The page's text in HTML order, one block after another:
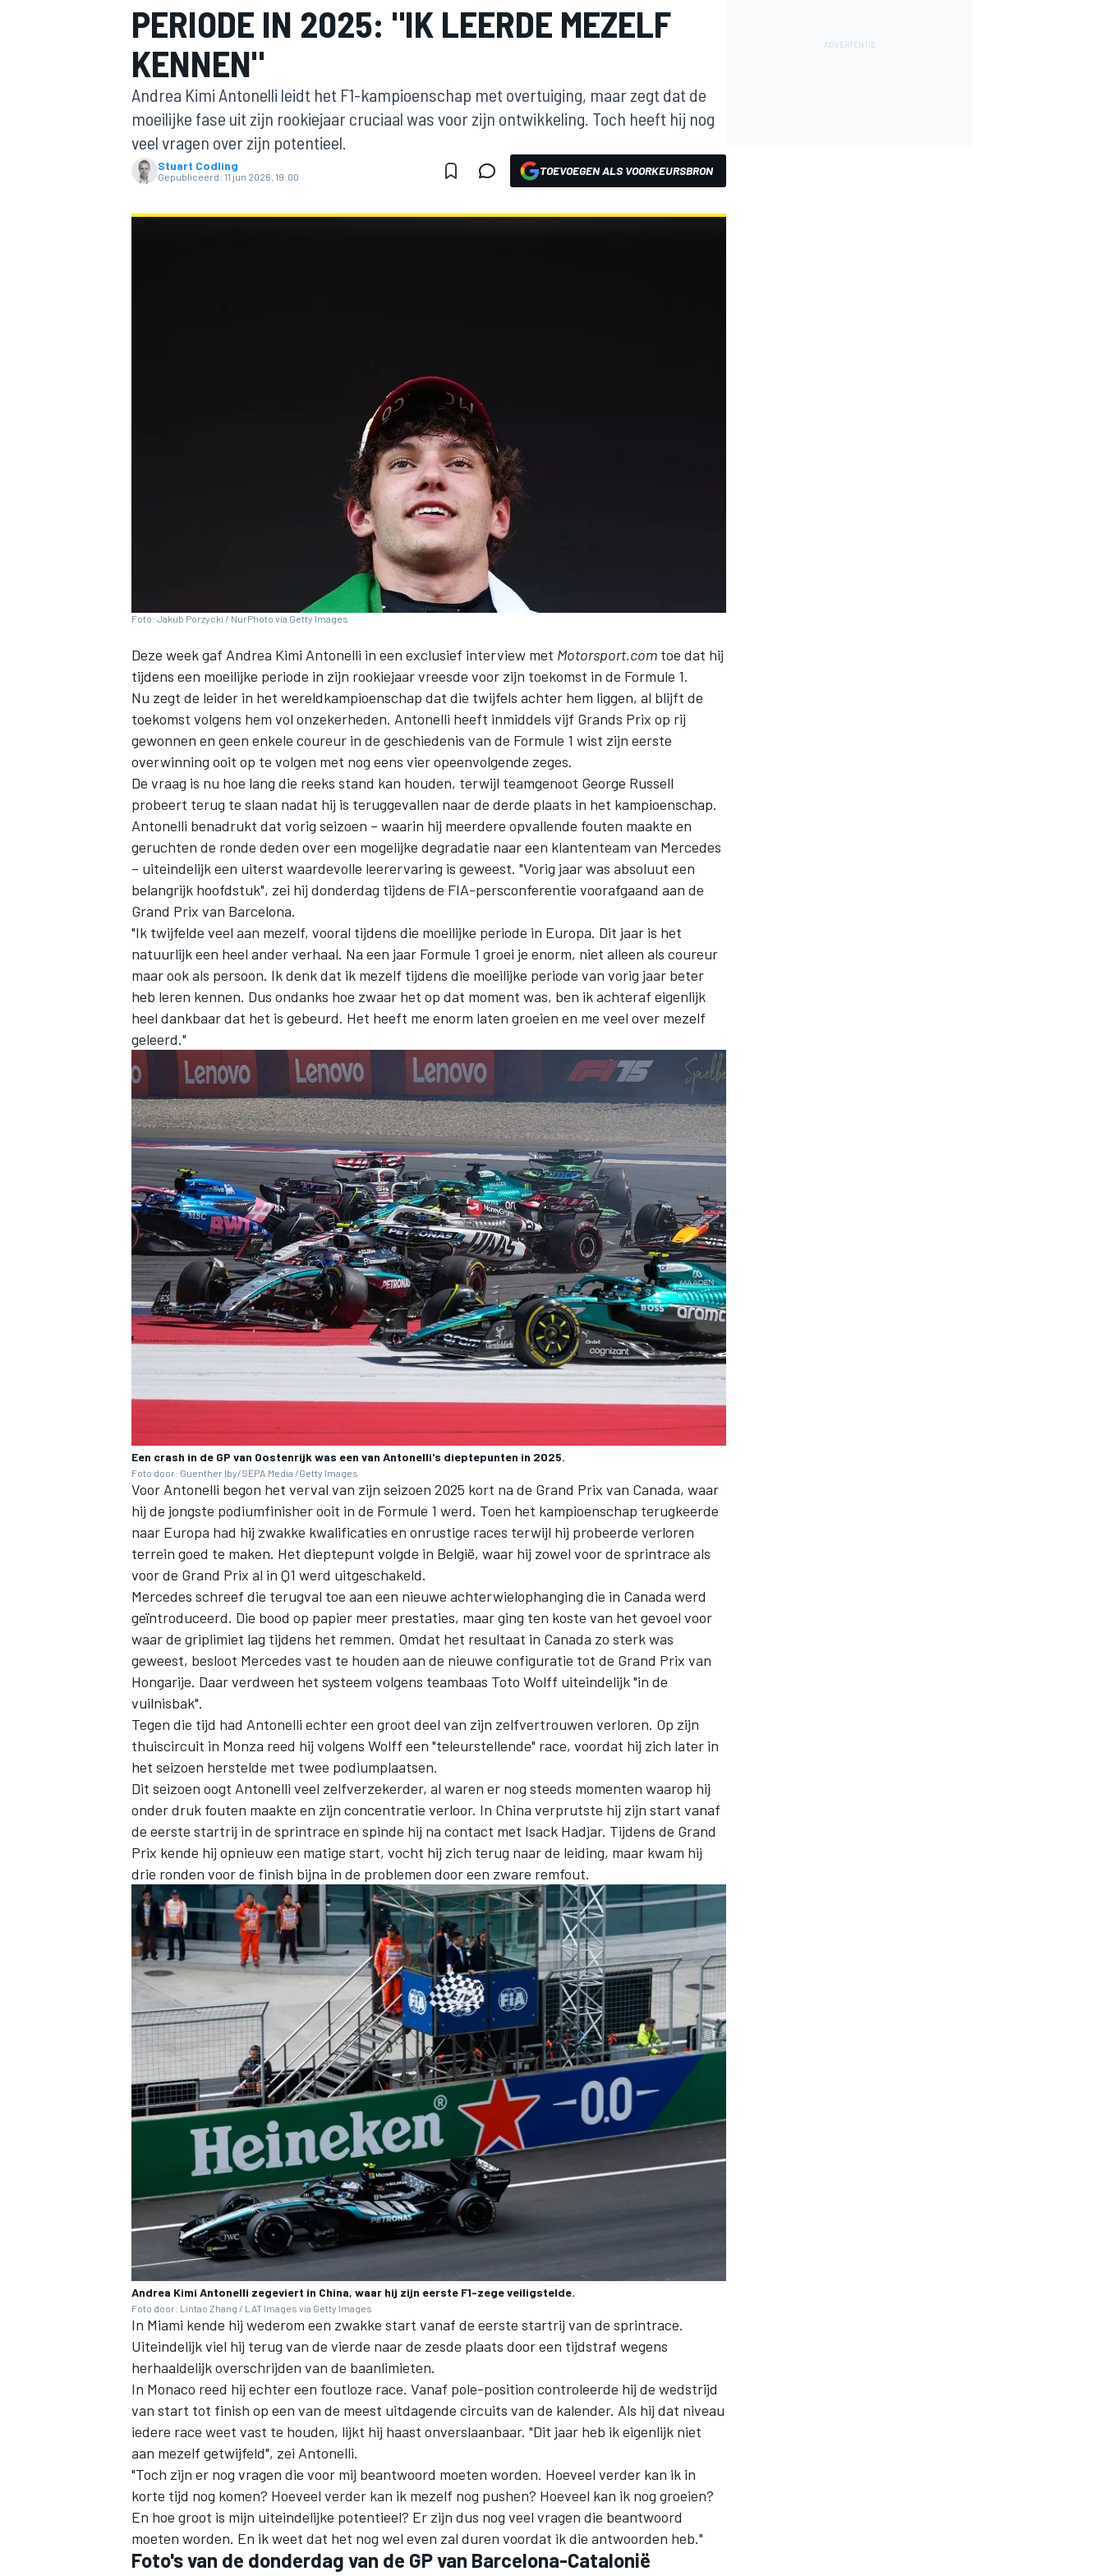
MOTOGP
WEC DTM
MEER RACEKLASSEN
PERIODE IN 2025: "IK LEERDE MEZELF
KENNEN"
Andrea Kimi Antonelli leidt het F1-kampioenschap met overtuiging, maar zegt dat de
moeilijke fase uit zijn rookiejaar cruciaal was voor zijn ontwikkeling. Toch heeft hij nog
veel vragen over zijn potentieel.
Stuart Codling
Gepubliceerd: 11 jun 2026, 19:00 TOEVOEGEN ALS VOORKEURSBRON
Foto: Jakub Porzycki / NurPhoto via Getty Images
Deze week gaf Andrea Kimi Antonelli in een exclusief interview met Motorsport.com toe dat hij
tijdens een moeilijke periode in zijn rookiejaar vreesde voor zijn toekomst in de Formule 1.
Nu zegt de leider in het wereldkampioenschap dat die twijfels achter hem liggen, al blijft de
toekomst volgens hem vol onzekerheden. Antonelli heeft inmiddels vijf Grands Prix op rij
gewonnen en geen enkele coureur in de geschiedenis van de Formule 1 wist zijn eerste
overwinning ooit op te volgen met nog eens vier opeenvolgende zeges.
De vraag is nu hoe lang die reeks stand kan houden, terwijl teamgenoot George Russell
probeert terug te slaan nadat hij is teruggevallen naar de derde plaats in het kampioenschap.
Antonelli benadrukt dat vorig seizoen – waarin hij meerdere opvallende fouten maakte en
geruchten de ronde deden over een mogelijke degradatie naar een klantenteam van Mercedes
– uiteindelijk een uiterst waardevolle leerervaring is geweest. "Vorig jaar was absoluut een
belangrijk hoofdstuk", zei hij donderdag tijdens de FIA-persconferentie voorafgaand aan de
Grand Prix van Barcelona.
"Ik twijfelde veel aan mezelf, vooral tijdens die moeilijke periode in Europa. Dit jaar is het
natuurlijk een heel ander verhaal. Na een jaar Formule 1 groei je enorm, niet alleen als coureur
maar ook als persoon. Ik denk dat ik mezelf tijdens die moeilijke periode van vorig jaar beter
heb leren kennen. Dus ondanks hoe zwaar het op dat moment was, ben ik achteraf eigenlijk
heel dankbaar dat het is gebeurd. Het heeft me enorm laten groeien en me veel over mezelf
geleerd."
Een crash in de GP van Oostenrijk was een van Antonelli's dieptepunten in 2025.
Foto door: Guenther Iby/SEPA.Media /Getty Images
Voor Antonelli begon het verval van zijn seizoen 2025 kort na de Grand Prix van Canada, waar
hij de jongste podiumfinisher ooit in de Formule 1 werd. Toen het kampioenschap terugkeerde
naar Europa had hij zwakke kwalificaties en onrustige races terwijl hij probeerde verloren
terrein goed te maken. Het dieptepunt volgde in België, waar hij zowel voor de sprintrace als
voor de Grand Prix al in Q1 werd uitgeschakeld.
Mercedes schreef die terugval toe aan een nieuwe achterwielophanging die in Canada werd
geïntroduceerd. Die bood op papier meer prestaties, maar ging ten koste van het gevoel voor
waar de griplimiet lag tijdens het remmen. Omdat het resultaat in Canada zo sterk was
geweest, besloot Mercedes vast te houden aan de nieuwe configuratie tot de Grand Prix van
Hongarije. Daar verdween het systeem volgens teambaas Toto Wolff uiteindelijk "in de
vuilnisbak".
Tegen die tijd had Antonelli echter een groot deel van zijn zelfvertrouwen verloren. Op zijn
thuiscircuit in Monza reed hij volgens Wolff een "teleurstellende" race, voordat hij zich later in
het seizoen herstelde met twee podiumplaatsen.
Dit seizoen oogt Antonelli veel zelfverzekerder, al waren er nog steeds momenten waarop hij
onder druk fouten maakte en zijn concentratie verloor. In China verprutste hij zijn start vanaf
de eerste startrij in de sprintrace en spinde hij na contact met Isack Hadjar. Tijdens de Grand
Prix kende hij opnieuw een matige start, vocht hij zich terug naar de leiding, maar kwam hij
drie ronden voor de finish bijna in de problemen door een zware remfout.
Andrea Kimi Antonelli zegeviert in China, waar hij zijn eerste F1-zege veiligstelde.
Foto door: Lintao Zhang / LAT Images via Getty Images
In Miami kende hij wederom een zwakke start vanaf de eerste startrij van de sprintrace.
Uiteindelijk viel hij terug van de vierde naar de zesde plaats door een tijdstraf wegens
herhaaldelijk overschrijden van de baanlimieten.
In Monaco reed hij echter een foutloze race. Vanaf pole-position controleerde hij de wedstrijd
van start tot finish op een van de meest uitdagende circuits van de kalender. Als hij dat niveau
iedere race weet vast te houden, lijkt hij haast onverslaanbaar. "Dit jaar heb ik eigenlijk niet
aan mezelf getwijfeld", zei Antonelli.
"Toch zijn er nog vragen die voor mij beantwoord moeten worden. Hoeveel verder kan ik in
korte tijd nog komen? Hoeveel verder kan ik mezelf nog pushen? Hoeveel kan ik nog groeien?
En hoe groot is mijn uiteindelijke potentieel? Er zijn dus nog veel vragen die beantwoord
moeten worden. En ik weet dat het nog wel even zal duren voordat ik die antwoorden heb."
Foto's van de donderdag van de GP van Barcelona-Catalonië